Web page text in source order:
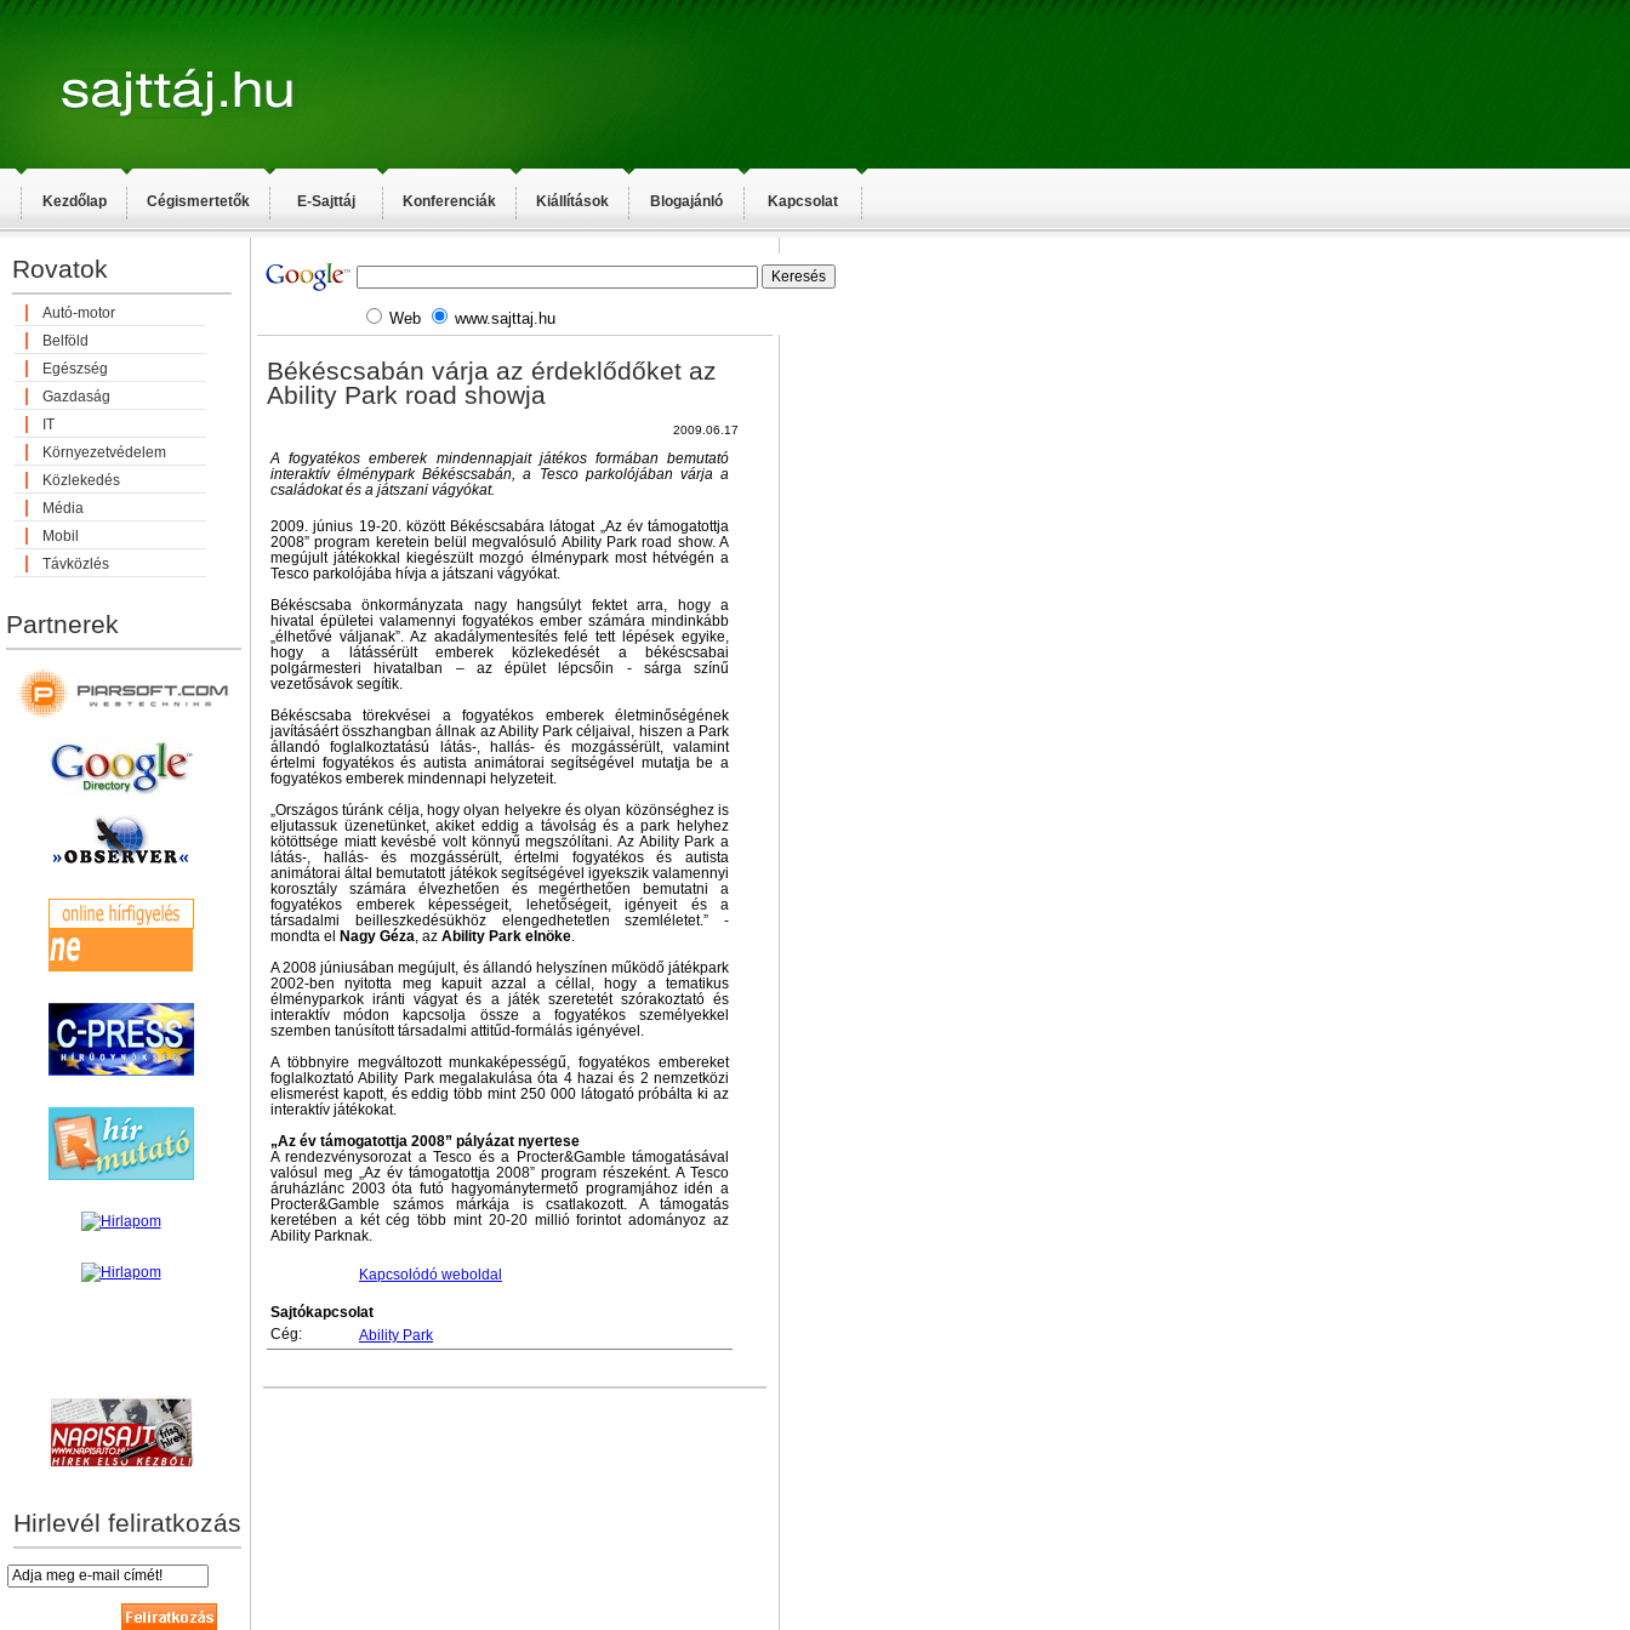
Kezdőlap Cégismertetők E-Sajttáj Konferenciák Kiállítások Blogajánló Kapcsolat
Rovatok
Autó-motor
Belföld
Egészség
Gazdaság
IT
Környezetvédelem
Közlekedés
Média
Mobil
Távközlés
Partnerek
Hirlevél feliratkozás
Web www.sajttaj.hu
Békéscsabán várja az érdeklődőket az
Ability Park road showja
2009.06.17
A fogyatékos emberek mindennapjait játékos formában bemutató
interaktív élménypark Békéscsabán, a Tesco parkolójában várja a
családokat és a játszani vágyókat.
2009. június 19-20. között Békéscsabára látogat „Az év támogatottja
2008” program keretein belül megvalósuló Ability Park road show. A
megújult játékokkal kiegészült mozgó élménypark most hétvégén a
Tesco parkolójába hívja a játszani vágyókat.
Békéscsaba önkormányzata nagy hangsúlyt fektet arra, hogy a
hivatal épületei valamennyi fogyatékos ember számára mindinkább
„élhetővé váljanak”. Az akadálymentesítés felé tett lépések egyike,
hogy a látássérült emberek közlekedését a békéscsabai
polgármesteri hivatalban – az épület lépcsőin - sárga színű
vezetősávok segítik.
Békéscsaba törekvései a fogyatékos emberek életminőségének
javításáért összhangban állnak az Ability Park céljaival, hiszen a Park
állandó foglalkoztatású látás-, hallás- és mozgássérült, valamint
értelmi fogyatékos és autista animátorai segítségével mutatja be a
fogyatékos emberek mindennapi helyzeteit.
„Országos túránk célja, hogy olyan helyekre és olyan közönséghez is
eljutassuk üzenetünket, akiket eddig a távolság és a park helyhez
kötöttsége miatt kevésbé volt könnyű megszólítani. Az Ability Park a
látás-, hallás- és mozgássérült, értelmi fogyatékos és autista
animátorai által bemutatott játékok segítségével igyekszik valamennyi
korosztály számára élvezhetően és megérthetően bemutatni a
fogyatékos emberek képességeit, lehetőségeit, igényeit és a
társadalmi beilleszkedésükhöz elengedhetetlen szemléletet.” -
mondta el
Nagy Géza, az Ability Park elnöke.
A 2008 júniusában megújult, és állandó helyszínen működő játékpark
2002-ben nyitotta meg kapuit azzal a céllal, hogy a tematikus
élményparkok iránti vágyat és a játék szeretetét szórakoztató és
interaktív módon kapcsolja össze a fogyatékos személyekkel
szemben tanúsított társadalmi attitűd-formálás igényével.
A többnyire megváltozott munkaképességű, fogyatékos embereket
foglalkoztató Ability Park megalakulása óta 4 hazai és 2 nemzetközi
elismerést kapott, és eddig több mint 250 000 látogató próbálta ki az
interaktív játékokat.
„Az év támogatottja 2008” pályázat nyertese
A rendezvénysorozat a Tesco és a Procter&Gamble támogatásával
valósul meg „Az év támogatottja 2008” program részeként. A Tesco
áruházlánc 2003 óta futó hagyománytermető programjához idén a
Procter&Gamble számos márkája is csatlakozott. A támogatás
keretében a két cég több mint 20-20 millió forintot adományoz az
Ability Parknak.
Kapcsolódó weboldal
Sajtókapcsolat
Cég:
Ability Park